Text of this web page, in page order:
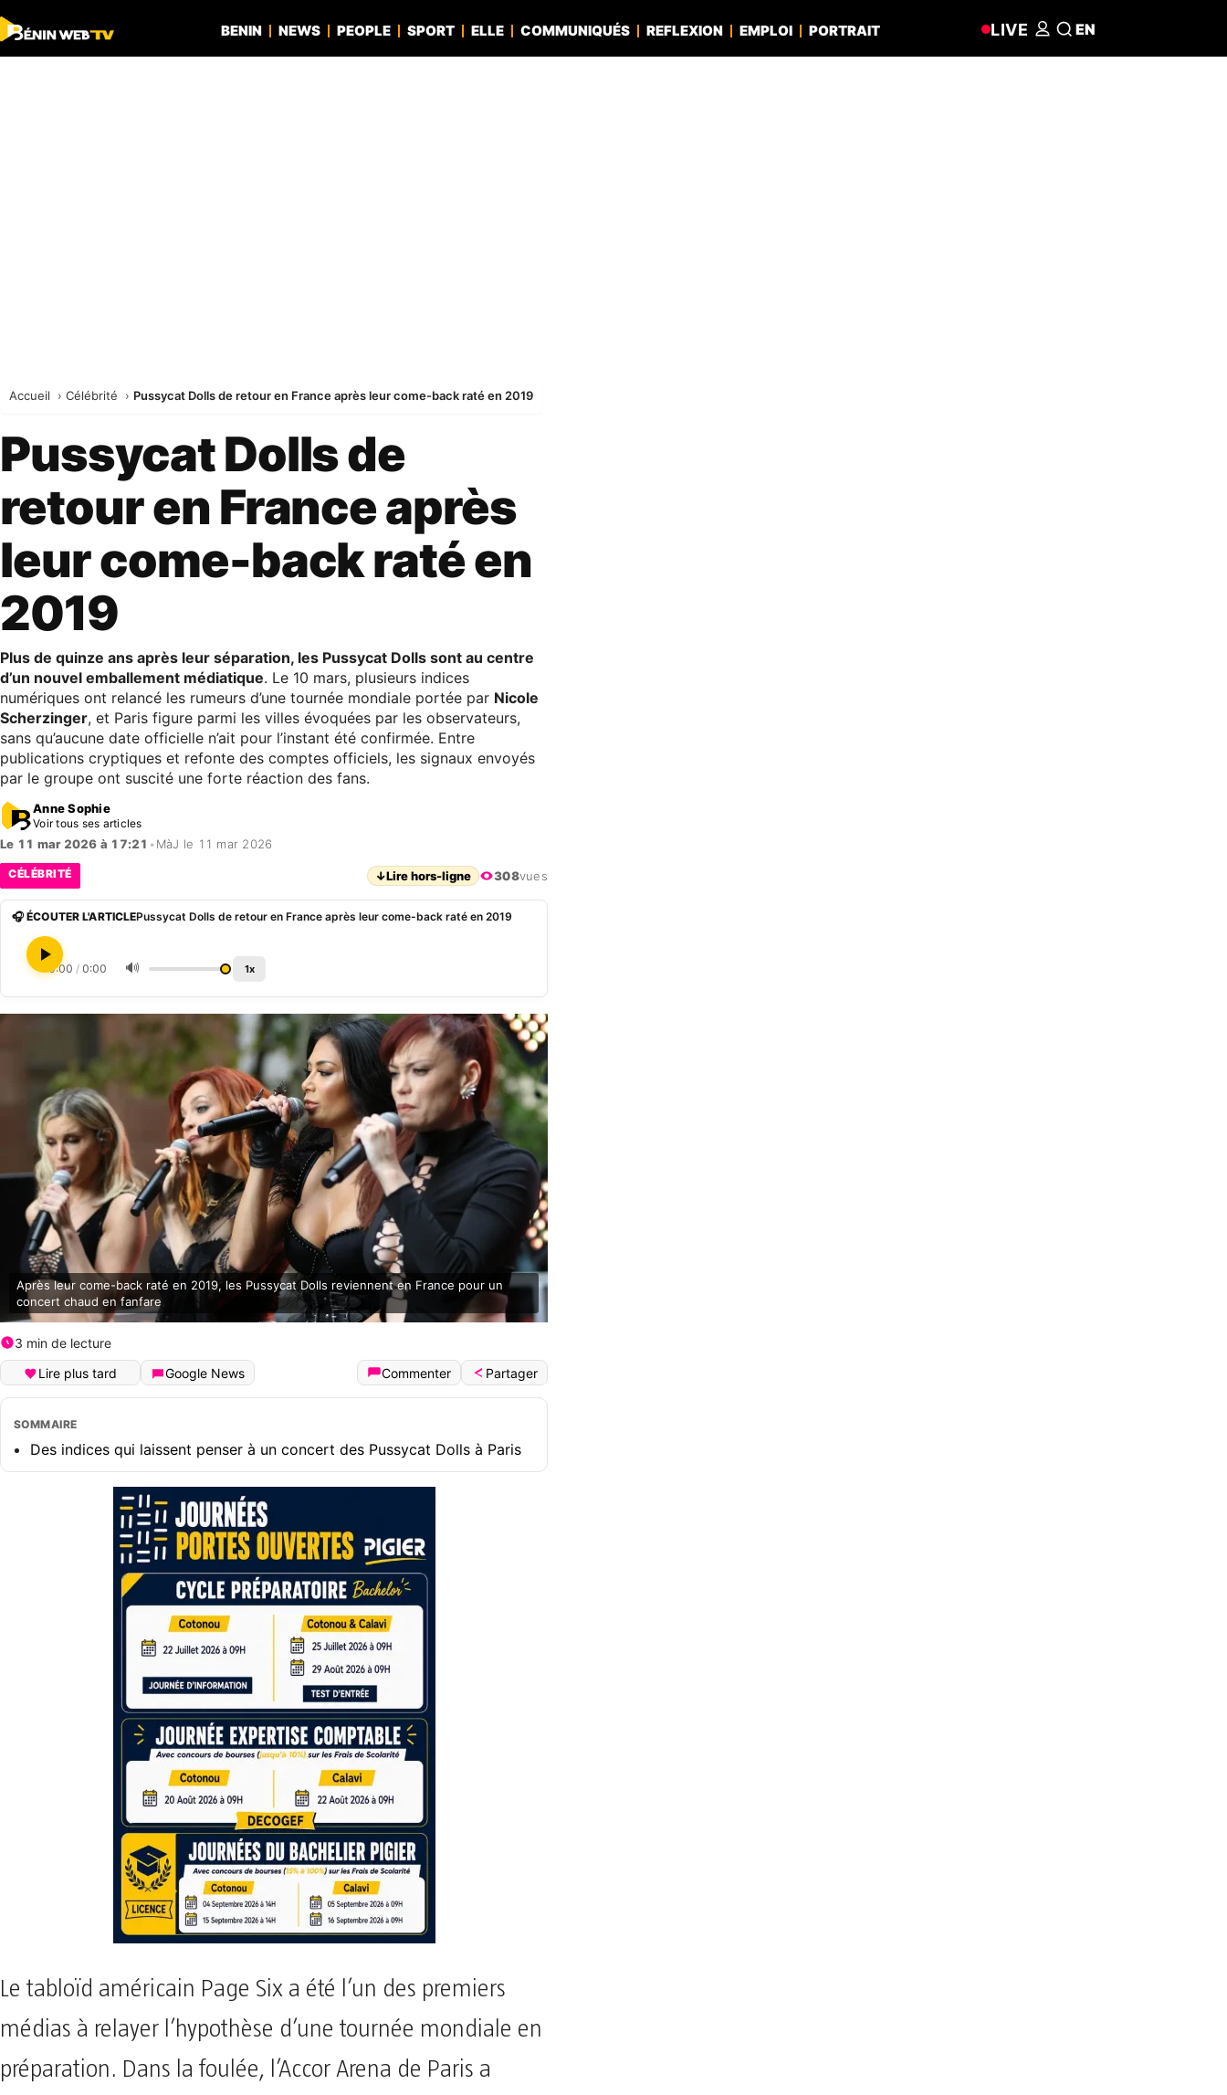
BENIN NEWS PEOPLE SPORT ELLE COMMUNIQUÉS REFLEXION EMPLOI PORTRAIT LIVE EN
Accueil Célébrité Pussycat Dolls de retour en France après leur come-back raté en 2019
Pussycat Dolls de
retour en France après
leur come-back raté en
2019
Plus de quinze ans après leur séparation, les Pussycat Dolls sont au centre
d’un nouvel emballement médiatique. Le 10 mars, plusieurs indices
numériques ont relancé les rumeurs d’une tournée mondiale portée par Nicole
Scherzinger, et Paris figure parmi les villes évoquées par les observateurs,
sans qu’aucune date officielle n’ait pour l’instant été confirmée. Entre
publications cryptiques et refonte des comptes officiels, les signaux envoyés
par le groupe ont suscité une forte réaction des fans.
Anne Sophie
Voir tous ses articles
Le 11 mar 2026 à 17:21 • MàJ le 11 mar 2026
CÉLÉBRITÉ ↓Lire hors-ligne 308vues
🎧 ÉCOUTER L'ARTICLEPussycat Dolls de retour en France après leur come-back raté en 2019
0:00 / 0:00 🔊 1x
Après leur come-back raté en 2019, les Pussycat Dolls reviennent en France pour un
concert chaud en fanfare
3 min de lecture
Lire plus tard
Google News Commenter Partager
SOMMAIRE
Des indices qui laissent penser à un concert des Pussycat Dolls à Paris
Le tabloïd américain Page Six a été l’un des premiers
médias à relayer l’hypothèse d’une tournée mondiale en
préparation. Dans la foulée, l’Accor Arena de Paris a